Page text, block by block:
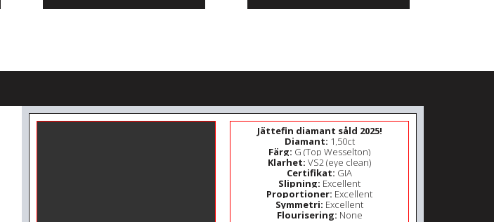
Jättefin diamant såld 2025!
Diamant: 1,50ct
Färg: G (Top Wesselton)
Klarhet: VS2 (eye clean)
Certifikat: GIA
Slipning: Excellent
Proportioner: Excellent
Symmetri: Excellent
Flourisering: None